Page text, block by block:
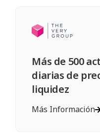
Más de 500
diarias de
liquidez
Más Información